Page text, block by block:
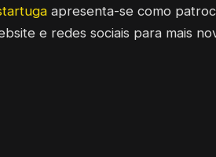
apresenta-se como
e redes sociais para mais